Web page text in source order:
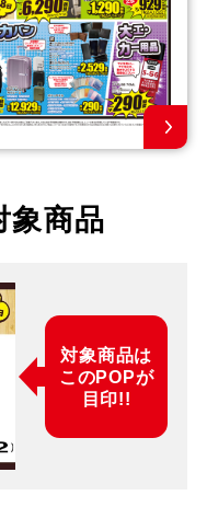
象商品
対象商品は
このPOPが
目印!!